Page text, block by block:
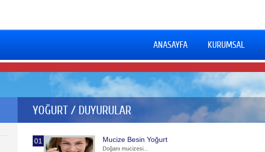
ANASAYFA KURUMSAL
YOĞURT / DUYURULAR
01 Mucize Besin Yoğurt
Doğanı mucizesi...